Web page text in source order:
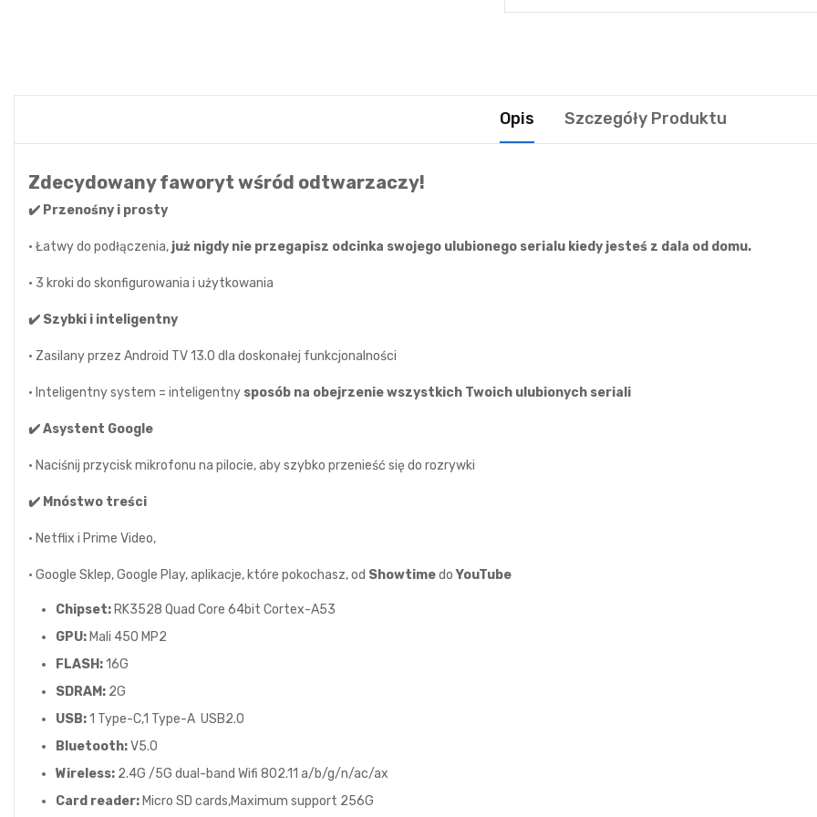
Opis Szczegóły Produktu
Zdecydowany faworyt wśród odtwarzaczy!
✔️ Przenośny i prosty
• Łatwy do podłączenia, już nigdy nie przegapisz odcinka swojego ulubionego serialu kiedy jesteś z dala od domu.
• 3 kroki do skonfigurowania i użytkowania
✔️ Szybki i inteligentny
• Zasilany przez Android TV 13.0 dla doskonałej funkcjonalności
• Inteligentny system = inteligentny sposób na obejrzenie wszystkich Twoich ulubionych seriali
✔️ Asystent Google
• Naciśnij przycisk mikrofonu na pilocie, aby szybko przenieść się do rozrywki
✔️ Mnóstwo treści
• Netflix i Prime Video,
• Google Sklep, Google Play, aplikacje, które pokochasz, od ShowtimedoYouTube
Chipset: RK3528 Quad Core 64bit Cortex-A53
GPU: Mali 450 MP2
FLASH:16G
SDRAM: 2G
USB:1 Type-C,1 Type-A USB2.0
Bluetooth:V5.0
Wireless: 2.4G /5G dual-band Wifi 802.11 a/b/g/n/ac/ax
Card reader: Micro SD cards,Maximum support 256G